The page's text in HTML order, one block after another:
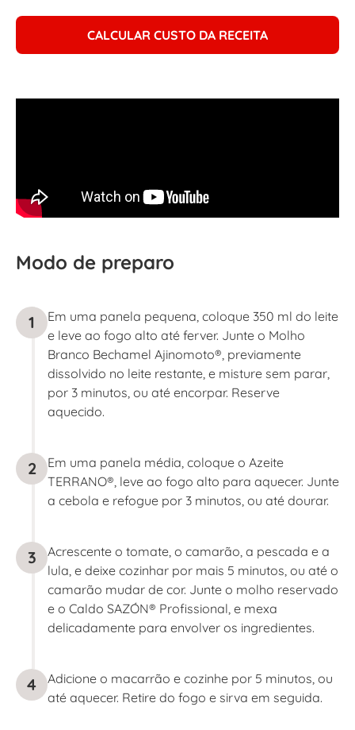
CALCULAR CUSTO DA RECEITA
Modo de preparo
1
Em uma panela pequena, coloque 350 ml do leite
e leve ao fogo alto até ferver. Junte o Molho
Branco Bechamel Ajinomoto®, previamente
dissolvido no leite restante, e misture sem parar,
por 3 minutos, ou até encorpar. Reserve
aquecido.
2
Em uma panela média, coloque o Azeite
TERRANO®, leve ao fogo alto para aquecer. Junte
a cebola e refogue por 3 minutos, ou até dourar.
3
Acrescente o tomate, o camarão, a pescada e a
lula, e deixe cozinhar por mais 5 minutos, ou até o
camarão mudar de cor. Junte o molho reservado
e o Caldo SAZÓN® Profissional, e mexa
delicadamente para envolver os ingredientes.
4
Adicione o macarrão e cozinhe por 5 minutos, ou
até aquecer. Retire do fogo e sirva em seguida.